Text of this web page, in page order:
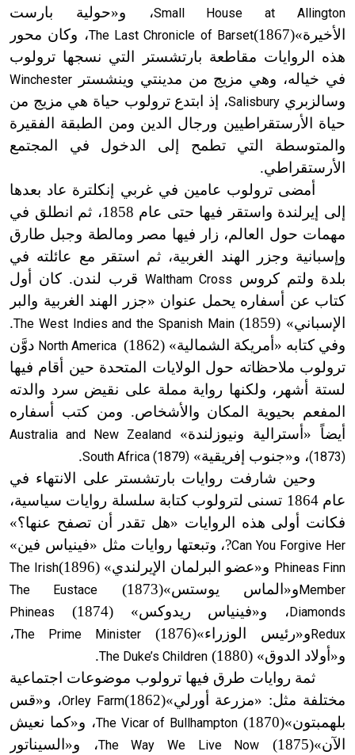
Small House at Allington، و«حولية بارست
الأخيرة»(1867)
The Last Chronicle of Barset، وكان محور
هذه الروايات مقاطعة بارتشستر التي نسجها ترولوب
في خياله، وهي مزيج من مدينتي وينشستر Winchester
وسالزبري Salisbury، إذ ابتدع ترولوب حياة هي مزيج من
حياة الأرستقراطيين ورجال الدين ومن الطبقة الفقيرة
والمتوسطة التي تطمح إلى الدخول في المجتمع
الأرستقراطي.
أمضى ترولوب عامين في غربي إنكلترة عاد بعدها
إلى إيرلندة واستقر فيها حتى عام 1858، ثم انطلق في
مهمات حول العالم، زار فيها مصر ومالطة وجبل طارق
وإسبانية وجزر الهند الغربية، ثم استقر مع عائلته في
بلدة ولتم كروس Waltham Cross قرب لندن. كان أول
كتاب عن أسفاره يحمل عنوان «جزر الهند الغربية والبر
الإسباني» (1859)
The West Indies and the Spanish Main
.
وفي كتابه «أمريكة الشمالية» (1862)
North America دوَّن
ترولوب ملاحظاته حول الولايات المتحدة حين أقام فيها
لستة أشهر، ولكنها رواية مملة على نقيض سرد والدته
المفعم بحيوية المكان والأشخاص. ومن كتب أسفاره
أيضاً «أسترالية ونيوزلندة»
Australia and New Zealand
(1873)، و«جنوب إفريقية» South Africa (1879)
.
وحين شارفت روايات بارتشستر على الانتهاء في
عام 1864 تسنى لترولوب كتابة سلسلة روايات سياسية،
فكانت أولى هذه الروايات «هل تقدر أن تصفح عنها؟»
Can You Forgive Her?، وتبعتها روايات مثل «فينياس فين»
Phineas Finn و«عضو البرلمان الإيرلندي»(1896)
The Irish
Member و« الماس يوستس»(1873)
The Eustace
Diamonds ، و«فينياس ريدوكس»(1874)
Phineas
Redux و«رئيس الوزراء»(1876)
The Prime Minister،
و« أولاد الدوق» (1880)
The Duke’s Children
.
ثمة روايات طرق فيها ترولوب موضوعات اجتماعية
مختلفة مثل: «مزرعة أورلي»(1862)
Orley Farm، و«قس
بلهمبتون»(1870)
The Vicar of Bullhampton، و«كما نعيش
الآن»(1875)
The Way We Live Now، و« السيناتور